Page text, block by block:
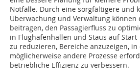
Notfälle. Durch eine sorgfältigere und
Überwachung und Verwaltung können
beitragen, den Passagierfluss zu
in Flughafenhallen und Staus auf
zu reduzieren, Bereiche anzuzeigen, in
möglicherweise andere Prozesse
betriebliche Effizienz zu verbessern.